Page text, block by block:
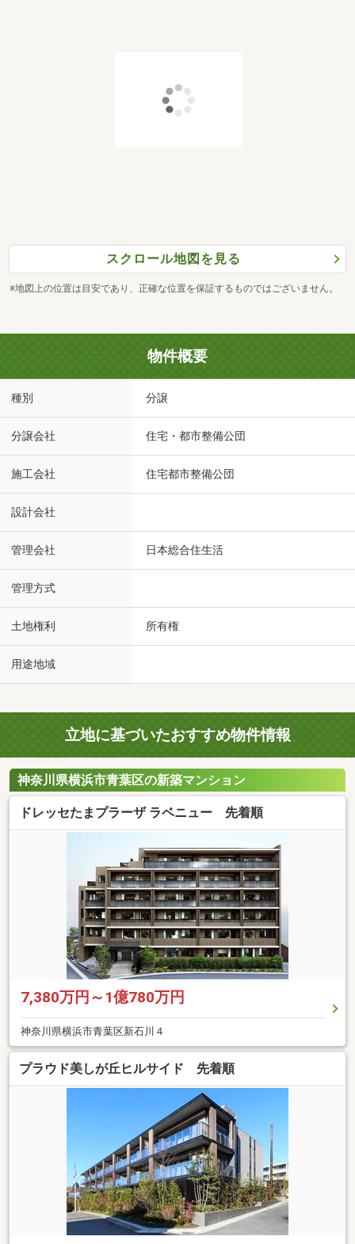
スクロール地図を見る
※地図上の位置は目安であり、正確な位置を保証するものではございません。
物件概要
種別 分譲
分譲会社 住宅・都市整備公団
施工会社 住宅都市整備公団
設計会社
管理会社 日本総合住生活
管理方式
土地権利 所有権
用途地域
立地に基づいたおすすめ物件情報
神奈川県横浜市青葉区の新築マンション
ドレッセたまプラーザ ラベニュー 先着順
7,380万円～1億780万円
神奈川県横浜市青葉区新石川４
プラウド美しが丘ヒルサイド 先着順